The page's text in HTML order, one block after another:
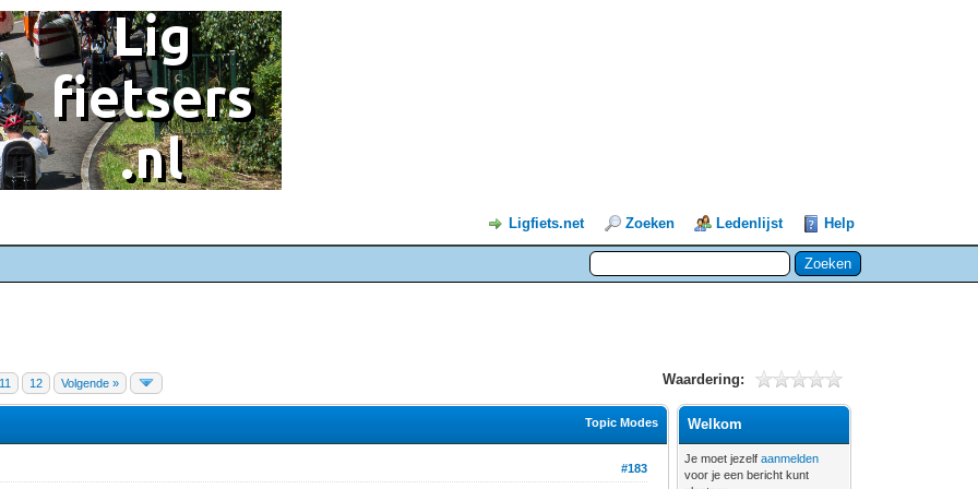
Ligfiets.net Zoeken Ledenlijst Help
11 12 Volgende » Waardering:
Topic Modes
#183
Welkom
Je moet jezelfaanmelden
voor je een bericht kunt